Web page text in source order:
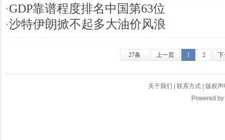
·GDP靠谱程度排名中国第63位
·沙特伊朗掀不起多大油价风浪
27条 上一页 1 2
关于我们 联系方式
版权声
Powered by